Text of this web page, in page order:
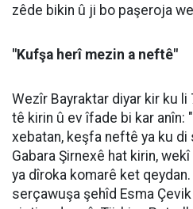
zêde bikin û ji bo paşeroja
"Kufşa herî mezin a neftê"
Wezîr Bayraktar diyar kir ku
tê kirin û ev îfade bi kar anîn:
xebatan, keşfa neftê ya ku
Gabara Şirnexê hat kirin,
ya dîroka komarê ket
serçawuşa şehîd Esma